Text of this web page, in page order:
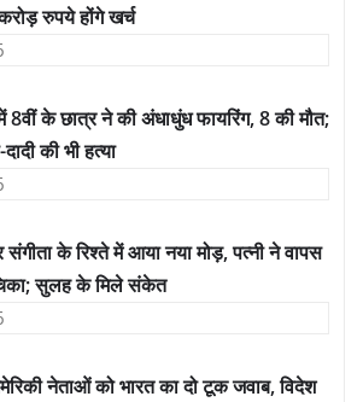
रुपये होंगे खर्च
के छात्र ने की अंधाधुंध फायरिंग, 8 की मौत;
की भी हत्या
के रिश्ते में आया नया मोड़, पत्नी ने वापस
सुलह के मिले संकेत
नेताओं को भारत का दो टूक जवाब, विदेश